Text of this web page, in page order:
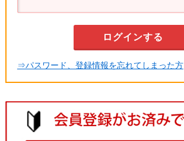
⇒パスワード、登録情報を忘れてしまった方